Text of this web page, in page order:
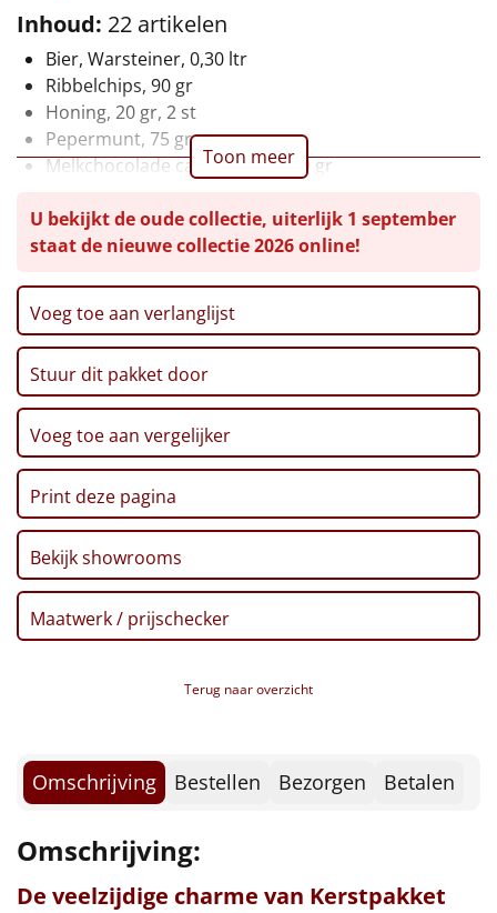
Mannen
Vrouwen
Duurzaam
Goedkope
Uniek
Alle thema's
Artikel
Hitster NIEUW
Pizzarette
Tas
Wake up light
NIEUW
Slowcooker POPULAIR
Deken (fleece plaid)
Inhoud: 22 artikelen
Bier, Warsteiner, 0,30 ltr
Ribbelchips, 90 gr
Honing, 20 gr, 2 st
Pepermunt, 75 gr
Melkchocolade cappuccino, 100 gr
Twix, 50 gr
Koekreep, 90 gr
Popcorn, 100 gr
Karamel lolly, 12 gr, 2 st
Toast, 100 gr
Haribo goudberen, 75 gr
Bonbon, 2 st
Voucher PonyparkCity
Voucher Fletcher hotel
Kerstkaart
Verpakt in een feestelijke kerstdoos
Toon meer
U bekijkt de oude collectie, uiterlijk 1 september
staat de nieuwe collectie 2026 online!
Voeg toe aan verlanglijst
Stuur dit pakket door
Voeg toe aan vergelijker
Print deze pagina
Bekijk showrooms
Maatwerk / prijschecker
Terug naar overzicht
Omschrijving Bestellen Bezorgen Betalen
Omschrijving:
De veelzijdige charme van Kerstpakket